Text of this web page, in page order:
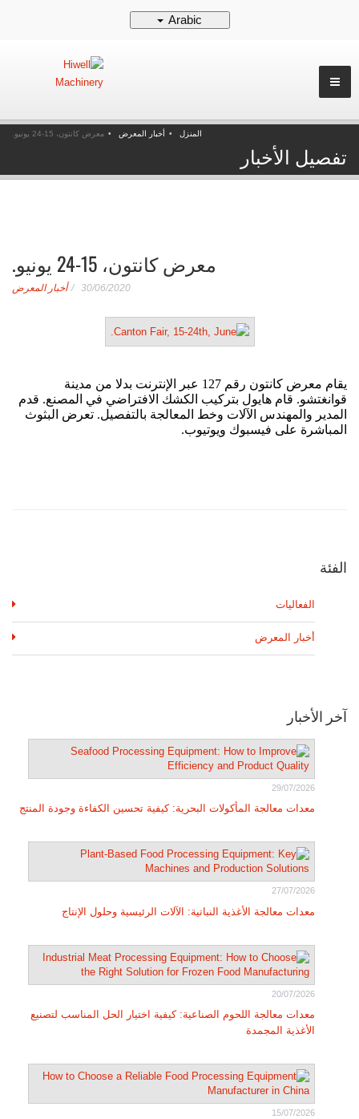
Arabic
تفصيل الأخبار
المنزل أخبار المعرض معرض كانتون، 15-24 يونيو.
معرض كانتون، 15-24 يونيو.
30/06/2020 أخبار المعرض
الفئة
الفعاليات
أخبار المعرض
آخر الأخبار
29/07/2026
معدات معالجة المأكولات البحرية: كيفية تحسين الكفاءة وجودة المنتج
27/07/2026
معدات معالجة الأغذية النباتية: الآلات الرئيسية وحلول الإنتاج
20/07/2026
معدات معالجة اللحوم الصناعية: كيفية اختيار الحل المناسب لتصنيع
الأغذية المجمدة
15/07/2026